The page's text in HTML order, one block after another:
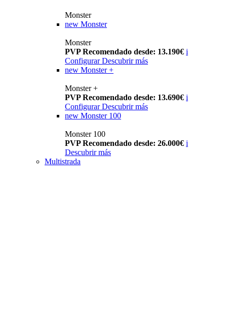
Monster
new Monster
Monster
PVP Recomendado desde: 13.190€ i
Configurar Descubrir más
new Monster +
Monster +
PVP Recomendado desde: 13.690€ i
Configurar Descubrir más
new Monster 100
Monster 100
PVP Recomendado desde: 26.000€ i
Descubrir más
Multistrada